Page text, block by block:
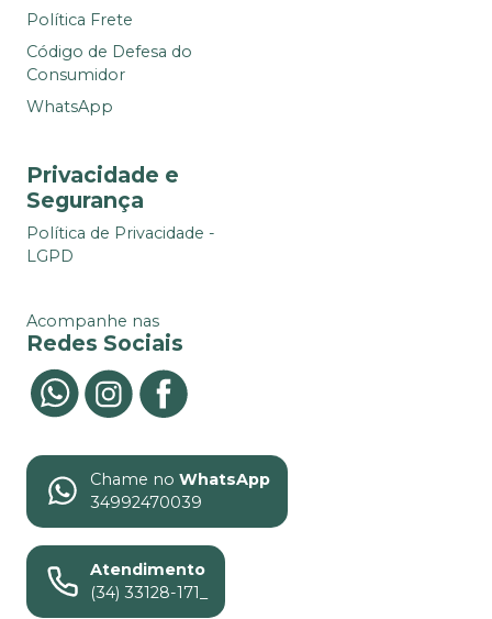
Política Frete
Código de Defesa do
Consumidor
WhatsApp
Privacidade e
Segurança
Política de Privacidade -
LGPD
Acompanhe nas
Redes Sociais
Chame no WhatsApp
34992470039
Atendimento
(34) 33128-171_